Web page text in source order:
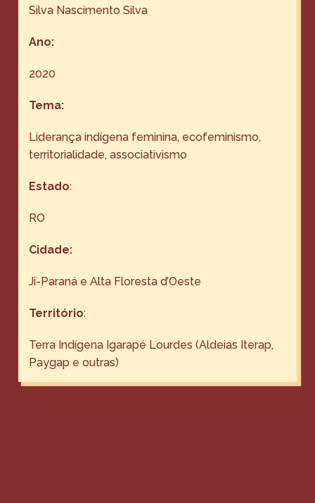
Silva Nascimento Silva
Ano:
2020
Tema:
Liderança indígena feminina, ecofeminismo,
territorialidade, associativismo
Estado:
RO
Cidade:
Ji-Paraná e Alta Floresta d’Oeste
Território:
Terra Indígena Igarapé Lourdes (Aldeias Iterap,
Paygap e outras)